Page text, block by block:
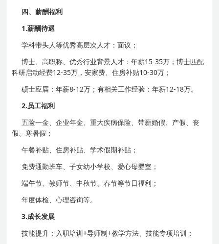
四、薪酬福利
1.薪酬待遇
学科带头人等优秀高层次人才：面议；
博士、高职称、优秀行业背景人才：年薪15-35万；博士匹配
科研启动经费12-35万，安家费、住房补贴10-30万；
硕士应届：年薪8-12万；有相关工作经验：年薪12-18万。
2.员工福利
五险一金、企业年金、重大疾病保险、带薪婚假、产假、丧
假、寒暑假；
午餐补贴、住房补贴、学术假期补贴；
免费通勤班车、子女幼小学校、爱心母婴室；
端午节、教师节、中秋节、春节等节日福利；
年度体检、心理咨询等。
3.成长发展
技能提升：入职培训+导师制+教学方法、技能专项培训；